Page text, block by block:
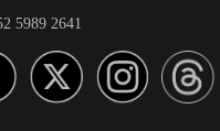
5989 2641